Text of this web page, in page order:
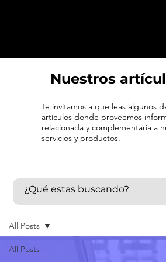
Nuestros
Te invitamos a que leas algunos
artículos donde proveemos
relacionada y complementaria a
servicios y productos.
All Posts
All Posts